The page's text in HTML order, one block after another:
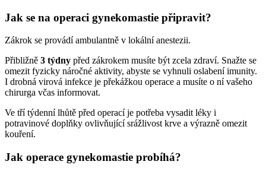
Jak se na operaci gynekomastie připravit?
Zákrok se provádí ambulantně v lokální anestezii.
Přibližně 3 týdny před zákrokem musíte být zcela zdraví. Snažte se
omezit fyzicky náročné aktivity, abyste se vyhnuli oslabení imunity.
I drobná virová infekce je překážkou operace a musíte o ní vašeho
chirurga včas informovat.
Ve tří týdenní lhůtě před operací je potřeba vysadit léky i
potravinové doplňky ovlivňující srážlivost krve a výrazně omezit
kouření.
Jak operace gynekomastie probíhá?